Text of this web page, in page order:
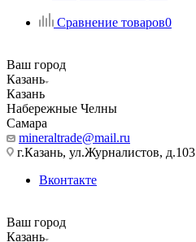
Сравнение товаров0
Ваш город
Казань
Казань
Набережные Челны
Самара
mineraltrade@mail.ru
г.Казань, ул.Журналистов, д.103
Вконтакте
Ваш город
Казань